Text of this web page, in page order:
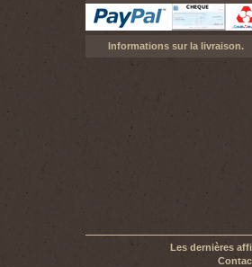
Informations sur la livraison.
Les dernières